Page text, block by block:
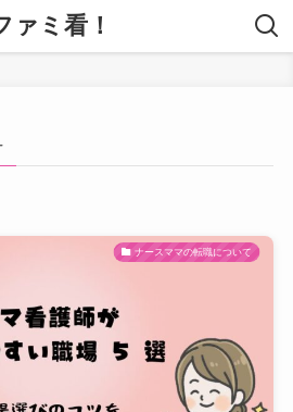
ァミ看！
ナースママの転職について